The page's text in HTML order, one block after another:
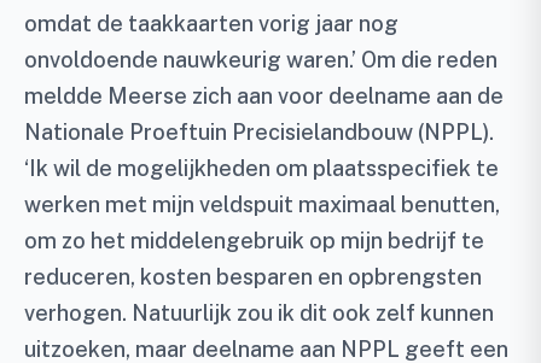
omdat de taakkaarten vorig jaar nog
onvoldoende nauwkeurig waren.’ Om die reden
meldde Meerse zich aan voor deelname aan de
Nationale Proeftuin Precisielandbouw (NPPL).
‘Ik wil de mogelijkheden om plaatsspecifiek te
werken met mijn veldspuit maximaal benutten,
om zo het middelengebruik op mijn bedrijf te
reduceren, kosten besparen en opbrengsten
verhogen. Natuurlijk zou ik dit ook zelf kunnen
uitzoeken, maar deelname aan NPPL geeft een